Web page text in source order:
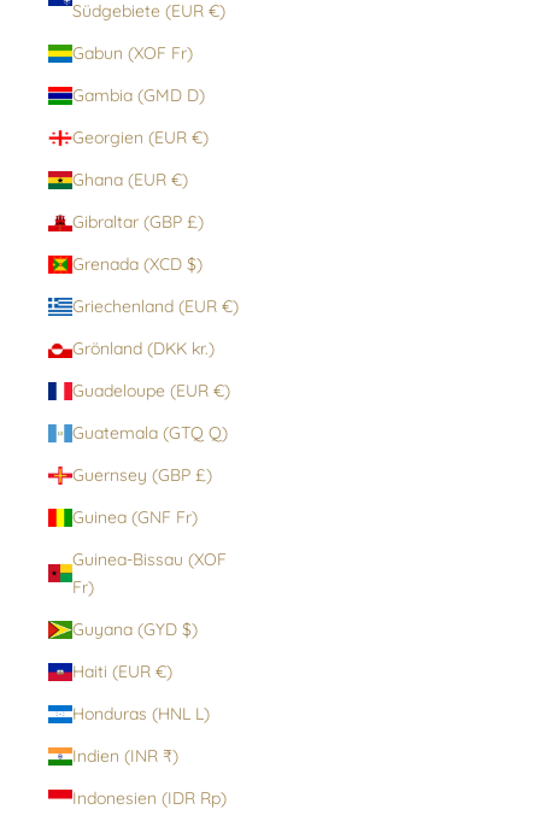
Südgebiete (EUR €)
Gabun (XOF Fr)
Gambia (GMD D)
Georgien (EUR €)
Ghana (EUR €)
Gibraltar (GBP £)
Grenada (XCD $)
Griechenland (EUR €)
Grönland (DKK kr.)
Guadeloupe (EUR €)
Guatemala (GTQ Q)
Guernsey (GBP £)
Guinea (GNF Fr)
Guinea-Bissau (XOF
Fr)
Guyana (GYD $)
Haiti (EUR €)
Honduras (HNL L)
Indien (INR ₹)
Indonesien (IDR Rp)